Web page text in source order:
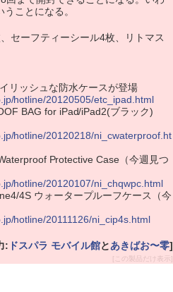
ことになる。
セーフティーシール4枚、リトマス
リッシュな防水ケースが登場
hotline/20120505/etc_ipad.html
BAG for iPad/iPad2(ブラック)
hotline/20120218/ni_cwaterproof.ht
Protective Case（今週見つ
hotline/20120107/ni_chqwpc.html
4S ウォータープルーフケース（今
hotline/20111126/ni_cip4s.html
: ドスパラ モバイル館とあきばお〜零]
[この製品だけ表示]